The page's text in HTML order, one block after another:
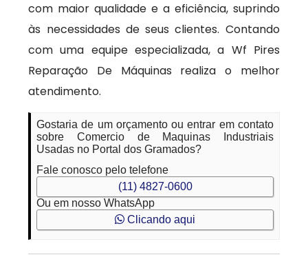
com maior qualidade e a eficiência, suprindo
às necessidades de seus clientes. Contando
com uma equipe especializada, a Wf Pires
Reparação De Máquinas realiza o melhor
atendimento.
Gostaria de um orçamento ou entrar em contato
sobre Comercio de Maquinas Industriais
Usadas no Portal dos Gramados?
Fale conosco pelo telefone
(11) 4827-0600
Ou em nosso WhatsApp
Clicando aqui